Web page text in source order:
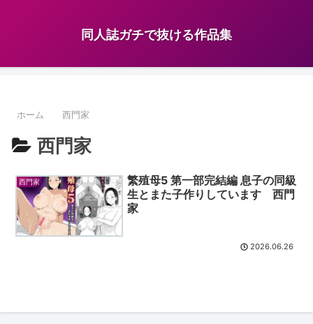
同人誌ガチで抜ける作品集
ホーム 西門家
西門家
西門家
繁殖母5 第一部完結編 息子の同級
生とまた子作りしています 西門
家
2026.06.26